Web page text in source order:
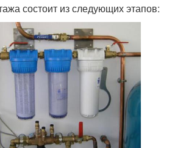
состоит из следующих этапов: